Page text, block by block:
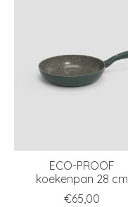
ECO-PROOF
koekenpan 28 cm
€65,00